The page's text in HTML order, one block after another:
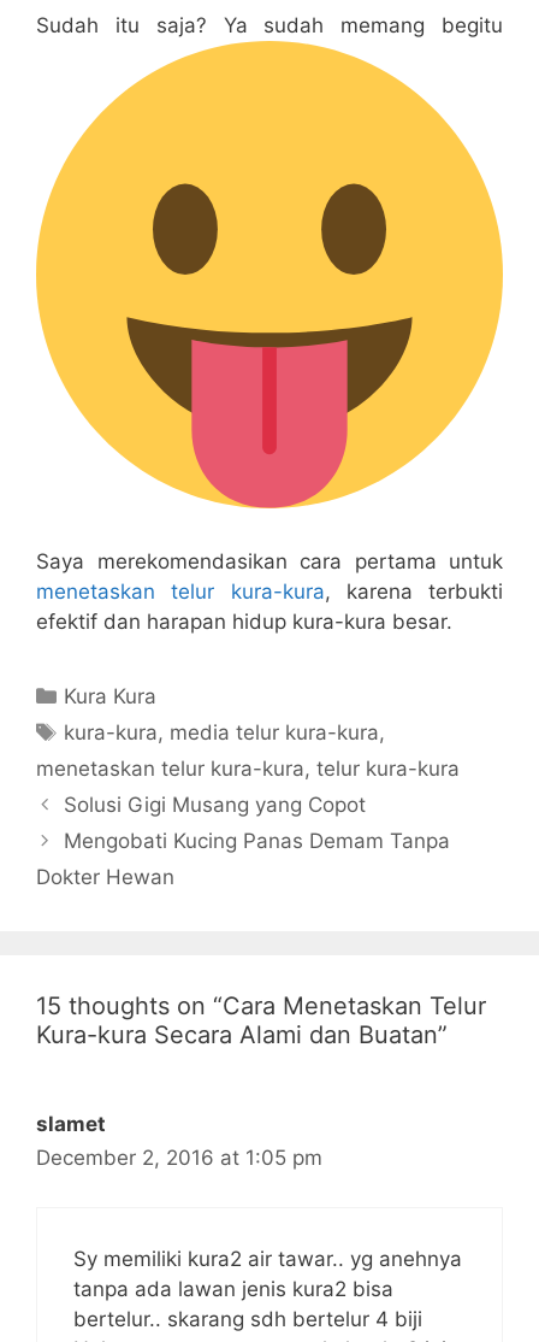
Sudah itu saja? Ya sudah memang begitu
Saya merekomendasikan cara pertama untuk
menetaskan telur kura-kura, karena terbukti
efektif dan harapan hidup kura-kura besar.
Categories
Kura Kura
Tags
kura-kura, media telur kura-kura,
menetaskan telur kura-kura, telur kura-kura
Solusi Gigi Musang yang Copot
Mengobati Kucing Panas Demam Tanpa
Dokter Hewan
15 thoughts on “Cara Menetaskan Telur
Kura-kura Secara Alami dan Buatan”
slamet
December 2, 2016 at 1:05 pm
Sy memiliki kura2 air tawar.. yg anehnya
tanpa ada lawan jenis kura2 bisa
bertelur.. skarang sdh bertelur 4 biji